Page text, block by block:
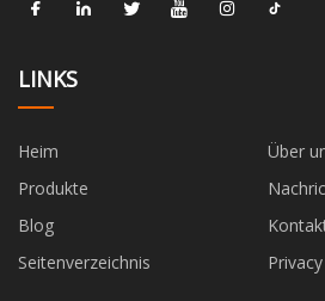
LINKS
Heim
Über
Produkte
Blog
Seitenverzeichnis